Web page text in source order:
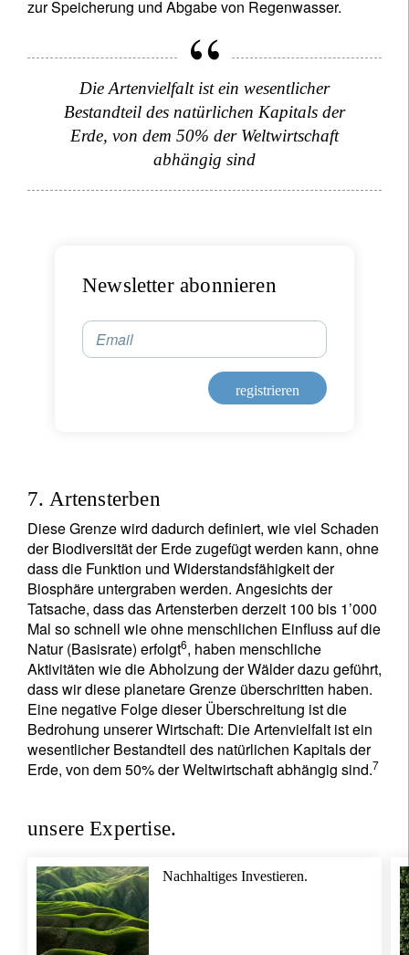
zur Speicherung und Abgabe von Regenwasser.
Die Artenvielfalt ist ein wesentlicher
Bestandteil des natürlichen Kapitals der
Erde, von dem 50% der Weltwirtschaft
abhängig sind
Newsletter abonnieren
Email
registrieren
7. Artensterben
Diese Grenze wird dadurch definiert, wie viel Schaden
der Biodiversität der Erde zugefügt werden kann, ohne
dass die Funktion und Widerstandsfähigkeit der
Biosphäre untergraben werden. Angesichts der
Tatsache, dass das Artensterben derzeit 100 bis 1’000
Mal so schnell wie ohne menschlichen Einfluss auf die
Natur (Basisrate) erfolgt6, haben menschliche
Aktivitäten wie die Abholzung der Wälder dazu geführt,
dass wir diese planetare Grenze überschritten haben.
Eine negative Folge dieser Überschreitung ist die
Bedrohung unserer Wirtschaft: Die Artenvielfalt ist ein
wesentlicher Bestandteil des natürlichen Kapitals der
Erde, von dem 50% der Weltwirtschaft abhängig sind.7
unsere Expertise.
Nachhaltiges Investieren.
Email
Titel Vorname
Ich bin weder in den USA wohnhaft noch bin ich US-Bürger
Ihre Informationen werden in Übereinstimmung
Datenschutzerklärung verwendet